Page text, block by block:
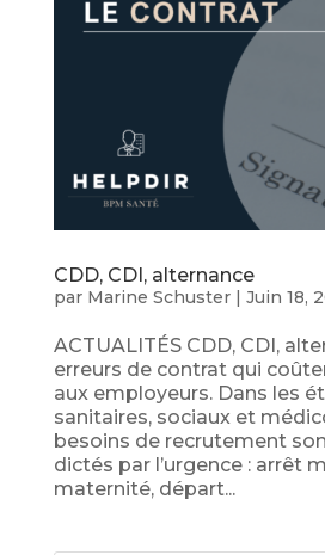
CDD, CDI, alternance
par Marine Schuster| Juin 18,
ACTUALITÉS CDD, CDI,
erreurs de contrat qui
aux employeurs. Dans les
sanitaires, sociaux et
besoins de recrutement
dictés par l’urgence : arrêt
maternité, départ...